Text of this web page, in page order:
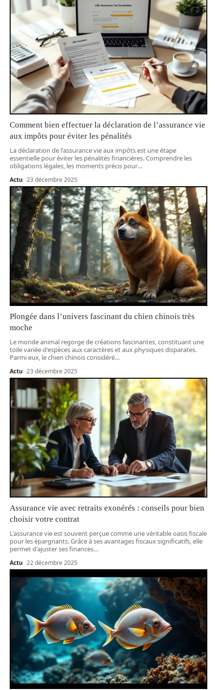
Comment bien effectuer la déclaration de l’assurance vie
aux impôts pour éviter les pénalités
La déclaration de l'assurance vie aux impôts est une étape
essentielle pour éviter les pénalités financières. Comprendre les
obligations légales, les moments précis pour…
Actu 23 décembre 2025
Plongée dans l’univers fascinant du chien chinois très
moche
Le monde animal regorge de créations fascinantes, constituant une
toile variée d'espèces aux caractères et aux physiques disparates.
Parmi eux, le chien chinois considéré…
Actu 23 décembre 2025
Assurance vie avec retraits exonérés : conseils pour bien
choisir votre contrat
L'assurance vie est souvent perçue comme une véritable oasis fiscale
pour les épargnants. Grâce à ses avantages fiscaux significatifs, elle
permet d'ajuster ses finances…
Actu 22 décembre 2025